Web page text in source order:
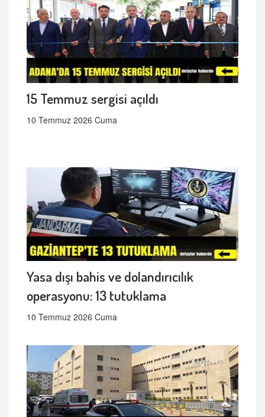
15 Temmuz sergisi açıldı
10 Temmuz 2026 Cuma
Yasa dışı bahis ve dolandırıcılık
operasyonu: 13 tutuklama
10 Temmuz 2026 Cuma